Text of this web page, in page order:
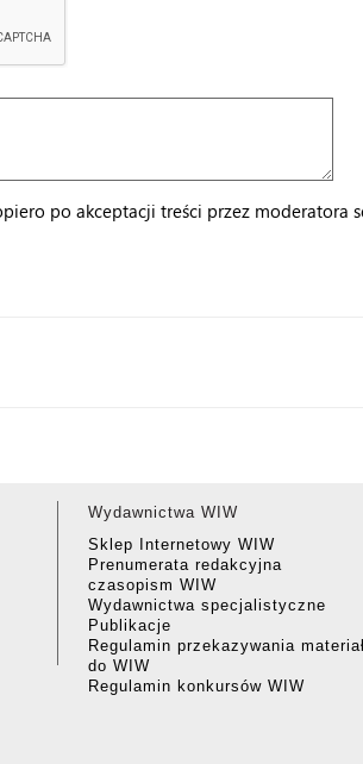
po akceptacji treści przez moderatora
Wydawnictwa WIW
Sklep Internetowy WIW
Prenumerata redakcyjna
czasopism WIW
Wydawnictwa specjalistyczne
Publikacje
Regulamin przekazywania
do WIW
Regulamin konkursów WIW